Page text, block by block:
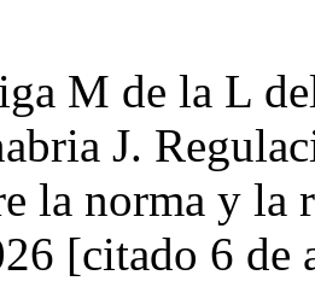
M de la L
J.
la norma y la
[citado 6